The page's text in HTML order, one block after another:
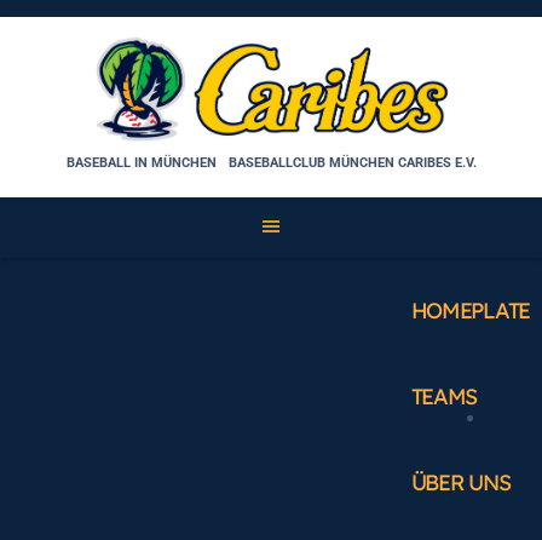
Skip
BASEBALL IN MÜNCHEN BASEBALLCLUB MÜNCHEN CARIBES E.V.
HOMEPLATE
TEAMS
ÜBER UNS